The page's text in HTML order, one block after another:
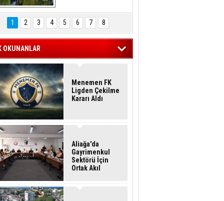
Hasan Eser'in
Objektifinden
1 2 3 4 5 6 7 8
OKUNANLAR
Menemen FK
Ligden Çekilme
Kararı Aldı
Aliağa'da
Gayrimenkul
Sektörü İçin
Ortak Akıl